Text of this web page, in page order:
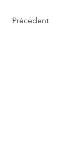
Précédent